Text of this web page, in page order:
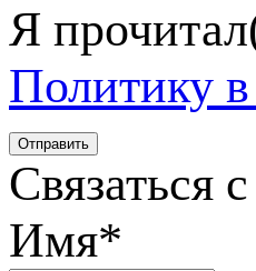
Я
Политику
Связаться
Имя*